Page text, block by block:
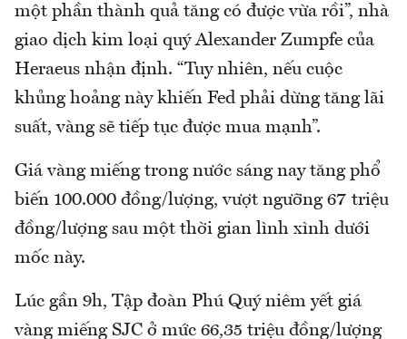
một phần thành quả tăng có được vừa rồi”, nhà
giao dịch kim loại quý Alexander Zumpfe của
Heraeus nhận định. “Tuy nhiên, nếu cuộc
khủng hoảng này khiến Fed phải dừng tăng lãi
suất, vàng sẽ tiếp tục được mua mạnh”.
Giá vàng miếng trong nước sáng nay tăng phổ
biến 100.000 đồng/lượng, vượt ngưỡng 67 triệu
đồng/lượng sau một thời gian lình xình dưới
mốc này.
Lúc gần 9h, Tập đoàn Phú Quý niêm yết giá
vàng miếng SJC ở mức 66,35 triệu đồng/lượng